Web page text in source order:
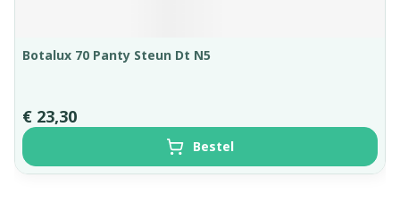
Botalux 70 Panty Steun Dt N5
€ 23,30
Bestel